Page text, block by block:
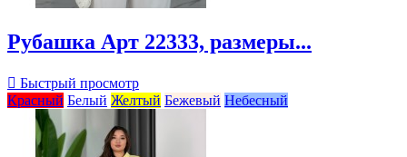
Рубашка Арт 22333, размеры...
 Быстрый просмотр
Красный Белый Желтый Бежевый Небесный